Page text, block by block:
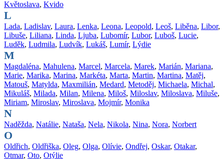
Květoslava, Kvido
L
Lada, Ladislav, Laura, Lenka, Leona, Leopold, Leoš, Liběna, Libor,
Libuše, Liliana, Linda, Ljuba, Lubomír, Lubor, Luboš, Lucie,
Luděk, Ludmila, Ludvík, Lukáš, Lumír, Lýdie
M
Magdaléna, Mahulena, Marcel, Marcela, Marek, Marián, Mariana,
Marie, Marika, Marina, Markéta, Marta, Martin, Martina, Matěj,
Matouš, Matylda, Maxmilián, Medard, Metoděj, Michaela, Michal,
Mikuláš, Milada, Milan, Milena, Miloš, Miloslav, Miloslava, Miluše,
Miriam, Miroslav, Miroslava, Mojmír, Monika
N
Naděžda, Natálie, Nataša, Nela, Nikola, Nina, Nora, Norbert
O
Oldřich, Oldřiška, Oleg, Olga, Olívie, Ondřej, Oskar, Otakar,
Otmar, Oto, Otýlie